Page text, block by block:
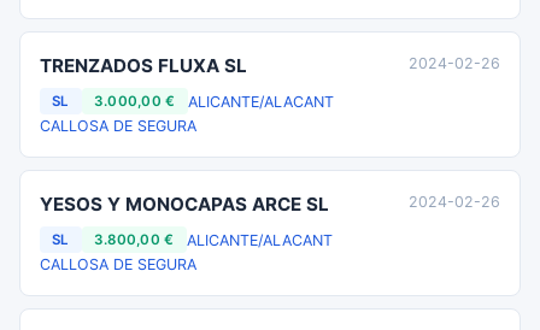
TRENZADOS FLUXA SL
SL 3.000,00 €
ALICANTE/ALACANT
CALLOSA DE SEGURA
2024-02-26
YESOS Y MONOCAPAS ARCE SL
SL 3.800,00 €
ALICANTE/ALACANT
CALLOSA DE SEGURA
2024-02-26